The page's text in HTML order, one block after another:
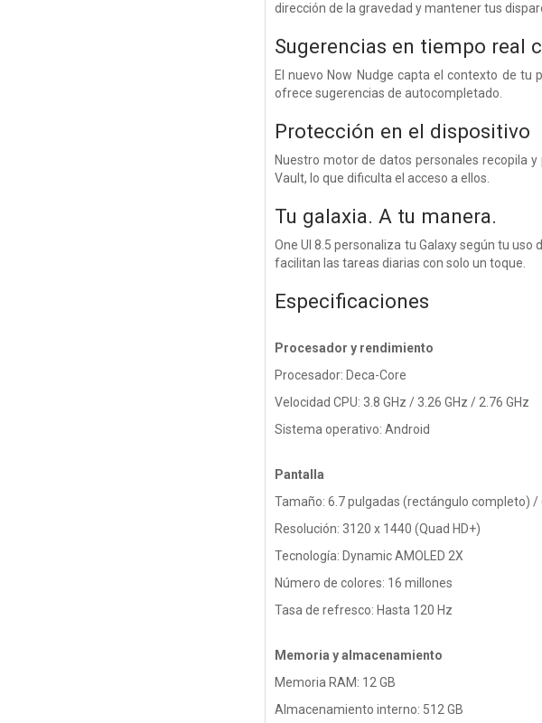
dirección de la gravedad y mantener tus
Sugerencias en tiempo real
El nuevo Now Nudge capta el contexto de
ofrece sugerencias de autocompletado.
Protección en el dispositivo
Nuestro motor de datos personales recopila
Vault, lo que dificulta el acceso a ellos.
Tu galaxia. A tu manera.
One UI 8.5 personaliza tu Galaxy según tu
facilitan las tareas diarias con solo un toque.
Especificaciones
Procesador y rendimiento
Procesador: Deca-Core
Velocidad CPU: 3.8 GHz / 3.26 GHz / 2.76 GHz
Sistema operativo: Android
Pantalla
Tamaño: 6.7 pulgadas (rectángulo completo)
Resolución: 3120 x 1440 (Quad HD+)
Tecnología: Dynamic AMOLED 2X
Número de colores: 16 millones
Tasa de refresco: Hasta 120 Hz
Memoria y almacenamiento
Memoria RAM: 12 GB
Almacenamiento interno: 512 GB